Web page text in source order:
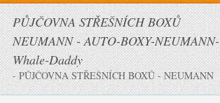
PŮJČOVNA STŘEŠNÍCH BOXŮ
NEUMANN - AUTO-BOXY-NEUMANN-
Whale-Daddy
- PŮJČOVNA STŘEŠNÍCH BOXŮ - NEUMANN